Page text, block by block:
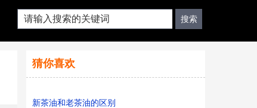
猜你喜欢
新茶油和老茶油的区别